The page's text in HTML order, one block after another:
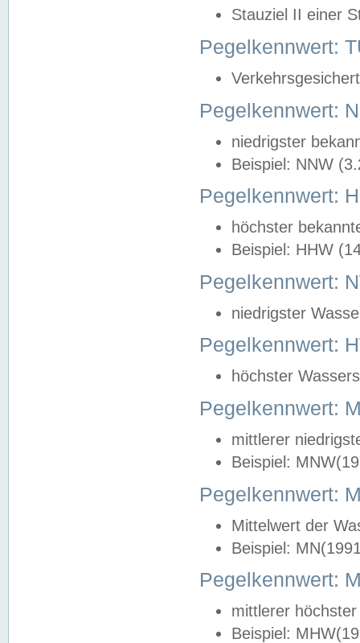
Stauziel II einer
Pegelkennwert:
Pegelkennwert:
niedrigster
Beispiel: NNW
Pegelkennwert:
höchster
Beispiel: HHW
Pegelkennwert:
niedrigster
Pegelkennwert:
höchster
Pegelkennwert:
mittlerer
Beispiel:
Pegelkennwert:
Mittelwert der
Beispiel:
Pegelkennwert:
mittlerer
Beispiel: